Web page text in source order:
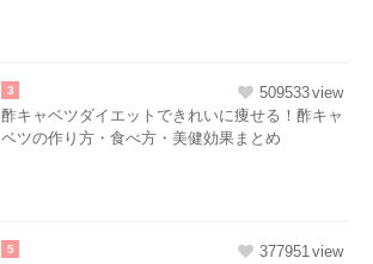
3
509533
酢キャベツダイエットできれいに痩せる！酢キャ
ベツの作り方・食べ方・美健効果まとめ
5
377951